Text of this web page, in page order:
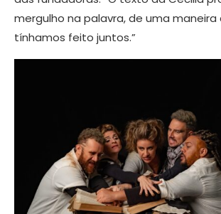
mergulho na palavra, de uma maneira
tínhamos feito juntos.”